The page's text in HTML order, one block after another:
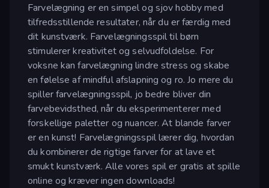
Farvelægning er en simpel og sjov hobby med
tilfredsstillende resultater, når du er færdig med
dit kunstværk. Farvelægningsspil til børn
stimulerer kreativitet og selvudfoldelse. For
voksne kan farvelægning lindre stress og skabe
en følelse af mindful afslapning og ro. Jo mere du
spiller farvelægningsspil, jo bedre bliver din
farvebevidsthed, når du eksperimenterer med
forskellige paletter og nuancer. At blande farver
er en kunst! Farvelægningsspil lærer dig, hvordan
du kombinerer de rigtige farver for at lave et
smukt kunstværk. Alle vores spil er gratis at spille
online og kræver ingen downloads!